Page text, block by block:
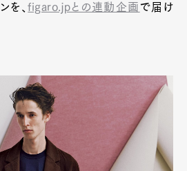
を、figaro.jpとの連動企画 で届け